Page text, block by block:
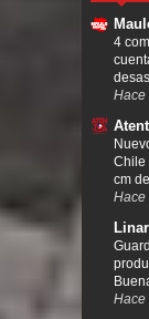
4
Hace
Chile
cm
Hace
Hace